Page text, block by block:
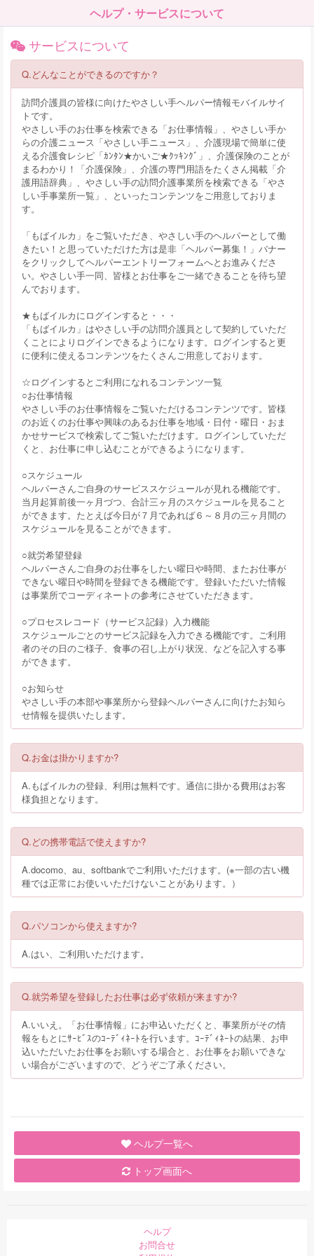
ヘルプ・サービスについて
サービスについて
Q.どんなことができるのですか？
訪問介護員の皆様に向けたやさしい手ヘルパー情報モバイルサイ
トです。
やさしい手のお仕事を検索できる「お仕事情報」、やさしい手か
らの介護ニュース「やさしい手ニュース」、介護現場で簡単に使
える介護食レシピ「ｶﾝﾀﾝ★かいご★ｸｯｷﾝｸﾞ」、介護保険のことが
まるわかり！「介護保険」、介護の専門用語をたくさん掲載「介
護用語辞典」、やさしい手の訪問介護事業所を検索できる「やさ
しい手事業所一覧」、といったコンテンツをご用意しておりま
す。
「もばイルカ」をご覧いただき、やさしい手のヘルパーとして働
きたい！と思っていただけた方は是非「ヘルパー募集！」バナー
をクリックしてヘルパーエントリーフォームへとお進みくださ
い。やさしい手一同、皆様とお仕事をご一緒できることを待ち望
んでおります。
★もばイルカにログインすると・・・
「もばイルカ」はやさしい手の訪問介護員として契約していただ
くことによりログインできるようになります。ログインすると更
に便利に使えるコンテンツをたくさんご用意しております。
☆ログインするとご利用になれるコンテンツ一覧
○お仕事情報
やさしい手のお仕事情報をご覧いただけるコンテンツです。皆様
のお近くのお仕事や興味のあるお仕事を地域・日付・曜日・おま
かせサービスで検索してご覧いただけます。ログインしていただ
くと、お仕事に申し込むことができるようになります。
○スケジュール
ヘルパーさんご自身のサービススケジュールが見れる機能です。
当月起算前後一ヶ月づつ、合計三ヶ月のスケジュールを見ること
ができます。たとえば今日が７月であれば６～８月の三ヶ月間の
スケジュールを見ることができます。
○就労希望登録
ヘルパーさんご自身のお仕事をしたい曜日や時間、またお仕事が
できない曜日や時間を登録できる機能です。登録いただいた情報
は事業所でコーディネートの参考にさせていただきます。
○プロセスレコード（サービス記録）入力機能
スケジュールごとのサービス記録を入力できる機能です。ご利用
者のその日のご様子、食事の召し上がり状況、などを記入する事
ができます。
○お知らせ
やさしい手の本部や事業所から登録ヘルパーさんに向けたお知ら
せ情報を提供いたします。
Q.お金は掛かりますか?
A.もばイルカの登録、利用は無料です。通信に掛かる費用はお客
様負担となります。
Q.どの携帯電話で使えますか?
A.docomo、au、softbankでご利用いただけます。(※一部の古い機
種では正常にお使いいただけないことがあります。）
Q.パソコンから使えますか?
A.はい、ご利用いただけます。
Q.就労希望を登録したお仕事は必ず依頼が来ますか?
A.いいえ。「お仕事情報」にお申込いただくと、事業所がその情
報をもとにｻｰﾋﾞｽのｺｰﾃﾞｨﾈｰﾄを行います。ｺｰﾃﾞｨﾈｰﾄの結果、お申
込いただいたお仕事をお願いする場合と、お仕事をお願いできな
い場合がございますので、どうぞご了承ください。
ヘルプ一覧へ
トップ画面へ
ヘルプ
お問合せ